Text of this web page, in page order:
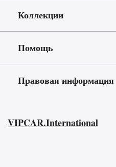
Коллекции
Помощь
Правовая информация
VIPCAR.International